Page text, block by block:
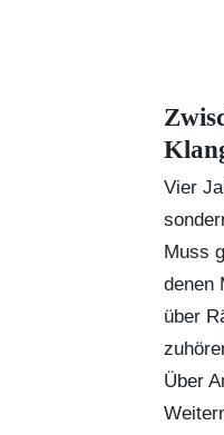
Vier
Muss
denen
über
Über